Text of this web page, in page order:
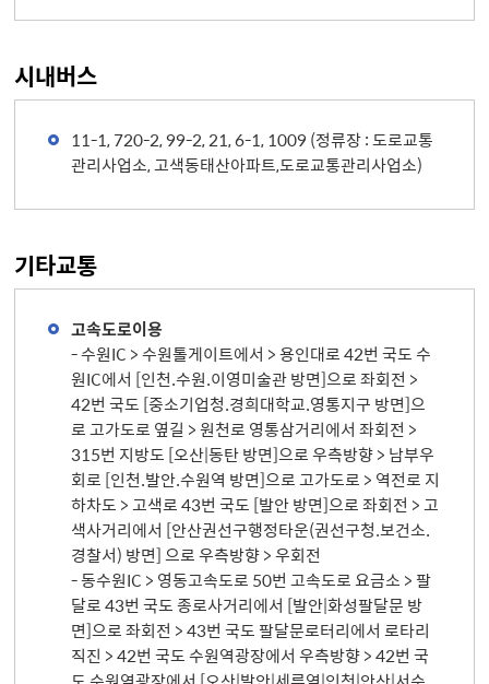
시내버스
11-1, 720-2, 99-2, 21, 6-1, 1009 (정류장 : 도로교통
관리사업소, 고색동태산아파트,도로교통관리사업소)
기타교통
고속도로이용
- 수원IC > 수원톨게이트에서 > 용인대로 42번 국도 수
원IC에서 [인천.수원.이영미술관 방면]으로 좌회전 >
42번 국도 [중소기업청.경희대학교.영통지구 방면]으
로 고가도로 옆길 > 원천로 영통삼거리에서 좌회전 >
315번 지방도 [오산|동탄 방면]으로 우측방향 > 남부우
회로 [인천.발안.수원역 방면]으로 고가도로 > 역전로 지
하차도 > 고색로 43번 국도 [발안 방면]으로 좌회전 > 고
색사거리에서 [안산권선구행정타운(권선구청.보건소.
경찰서) 방면] 으로 우측방향 > 우회전
- 동수원IC > 영동고속도로 50번 고속도로 요금소 > 팔
달로 43번 국도 종로사거리에서 [발안|화성팔달문 방
면]으로 좌회전 > 43번 국도 팔달문로터리에서 로타리
직진 > 42번 국도 수원역광장에서 우측방향 > 42번 국